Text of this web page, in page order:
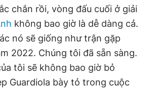
trên điện thoại
chắn rồi, vòng đấu cuối ở giải
không bao giờ là dễ dàng cả.
nó sẽ giống như trận gặp
2022. Chúng tôi đã sẵn sàng.
tôi sẽ không bao giờ bỏ
Guardiola bày tỏ trong cuộc